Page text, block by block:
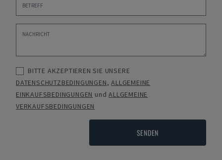
BITTE AKZEPTIEREN SIE UNSERE
DATENSCHUTZBEDINGUNGEN,ALLGEMEINE
EINKAUFSBEDINGUNGEN undALLGEMEINE
VERKAUFSBEDINGUNGEN
SENDEN